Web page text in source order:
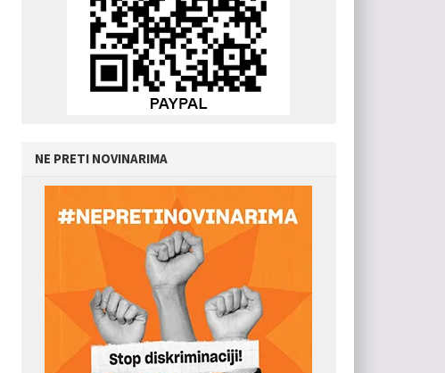
NE PRETI NOVINARIMA